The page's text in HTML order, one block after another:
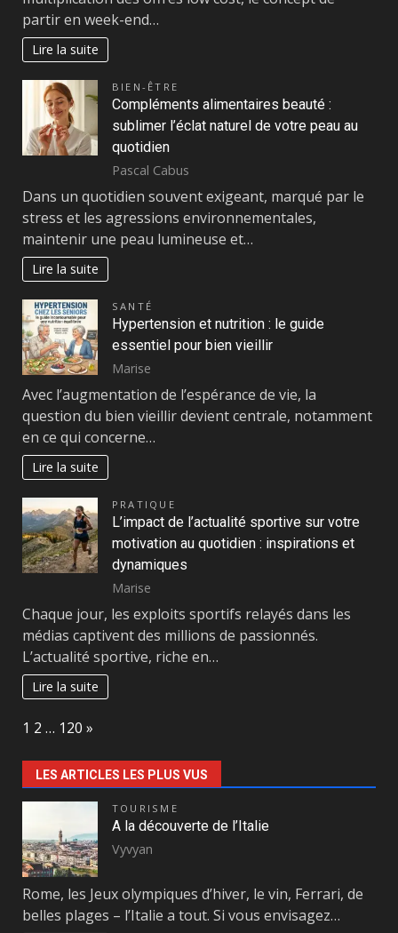
partir en week-end…
Lire la suite
BIEN-ÊTRE
Compléments alimentaires beauté :
sublimer l’éclat naturel de votre peau au
quotidien
Pascal Cabus
Dans un quotidien souvent exigeant, marqué par le
stress et les agressions environnementales,
maintenir une peau lumineuse et…
Lire la suite
SANTÉ
Hypertension et nutrition : le guide
essentiel pour bien vieillir
Marise
Avec l’augmentation de l’espérance de vie, la
question du bien vieillir devient centrale, notamment
en ce qui concerne…
Lire la suite
PRATIQUE
L’impact de l’actualité sportive sur votre
motivation au quotidien : inspirations et
dynamiques
Marise
Chaque jour, les exploits sportifs relayés dans les
médias captivent des millions de passionnés.
L’actualité sportive, riche en…
Lire la suite
Page:
1 2 … 120 Next
»
LES ARTICLES LES PLUS VUS
TOURISME
A la découverte de l’Italie
Vyvyan
Rome, les Jeux olympiques d’hiver, le vin, Ferrari, de
belles plages – l’Italie a tout. Si vous envisagez…